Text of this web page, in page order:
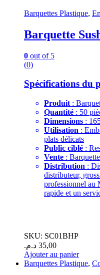
Barquettes Plastique,
Barquette
0 out of 5
(0)
Spécifications du
Produit :
Quantité : 50
Dimensions :
Utilisation :
plats délicats
Public ciblé :
Vente :
Distribution :
distributeur,
professionnel au
rapide et un
SKU: SC01BHP
35,00 د.م.
Ajouter au panier
Barquettes Plastique,